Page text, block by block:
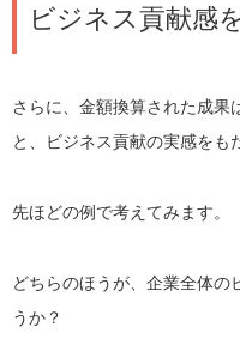
ビジネス貢献感
さらに、金額換算された成果
と、ビジネス貢献の実感をも
先ほどの例で考えてみます。
どちらのほうが、企業全体の
うか？